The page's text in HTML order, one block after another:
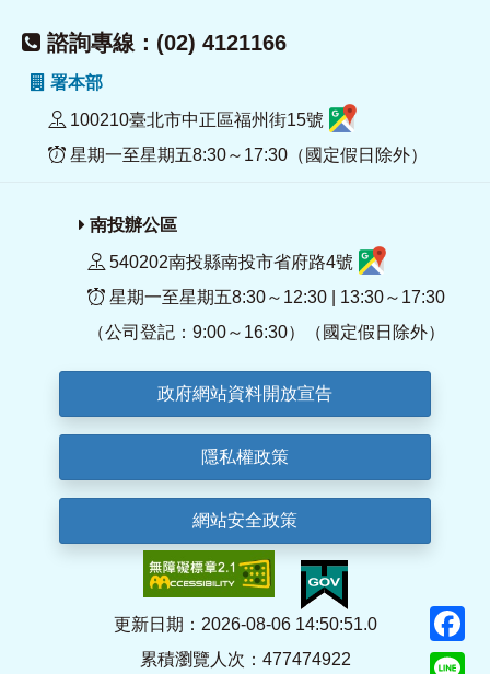
諮詢專線：(02) 4121166
署本部
100210臺北市中正區福州街15號
星期一至星期五8:30～17:30（國定假日除外）
南投辦公區
540202南投縣南投市省府路4號
星期一至星期五8:30～12:30 | 13:30～17:30
（公司登記：9:00～16:30）（國定假日除外）
政府網站資料開放宣告
隱私權政策
網站安全政策
更新日期：2026-08-06 14:50:51.0
累積瀏覽人次：477474922